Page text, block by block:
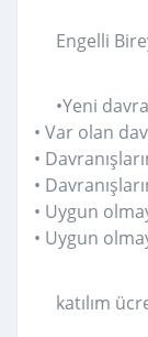
Engelli
•Yeni
• Var olan
•
•
• Uygun
• Uygun
katılım